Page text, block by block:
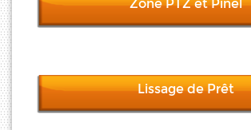
Zone PTZ et Pinel
Lissage de Prêt